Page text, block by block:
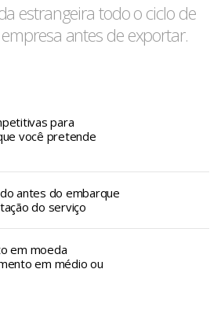
estrangeira todo o ciclo de
antes de exportar.
para
você pretende
antes do embarque
do serviço
em moeda
em médio ou